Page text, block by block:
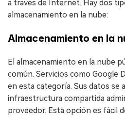
a través de Internet. Hay dos
almacenamiento en la nube:
Almacenamiento en la
El almacenamiento en la nube
común. Servicios como Google
en esta categoría. Sus datos se
infraestructura compartida
proveedor. Esta opción es fácil